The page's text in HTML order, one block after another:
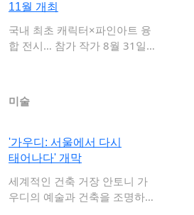
11월 개최
국내 최초 캐릭터×파인아트 융
합 전시… 참가 작가 8월 31일
미술
'가우디: 서울에서 다시
태어나다' 개막
세계적인 건축 거장 안토니 가
우디의 예술과 건축을 조명하는